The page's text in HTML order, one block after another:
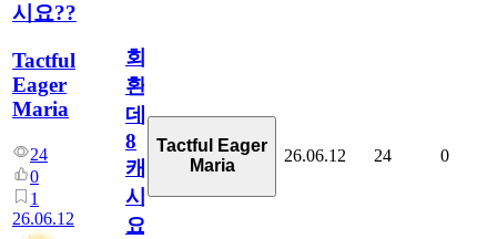
시요??
Tactful
Eager
Maria
24
0
1
26.06.12
회
환
데
8
캐
시
요??
Tactful Eager
Maria
26.06.12 24 0